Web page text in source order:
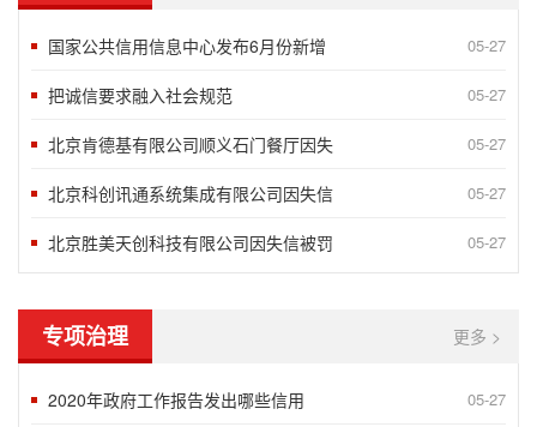
2020年获得企业信用AAA级企业 10-15
国家公共信用信息中心发布6月份新增 05-27
把诚信要求融入社会规范 05-27
北京肯德基有限公司顺义石门餐厅因失 05-27
北京科创讯通系统集成有限公司因失信 05-27
北京胜美天创科技有限公司因失信被罚 05-27
专项治理 更多 >
2020年政府工作报告发出哪些信用 05-27